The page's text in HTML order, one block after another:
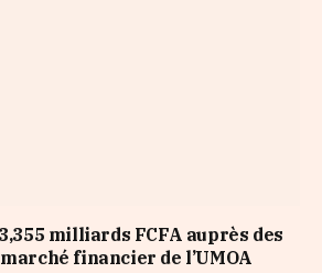
milliards FCFA auprès des
financier de l’UMOA